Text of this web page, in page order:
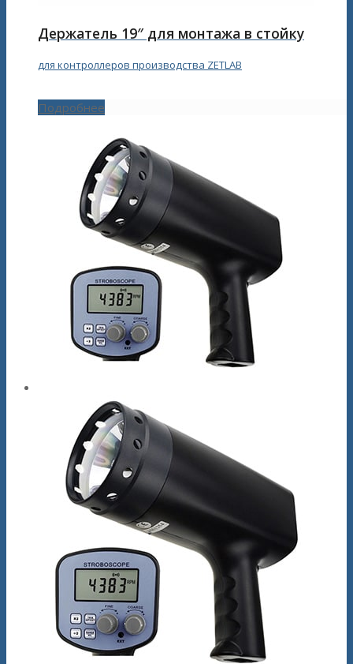
Держатель 19″ для монтажа в стойку
для контроллеров производства ZETLAB
Подробнее